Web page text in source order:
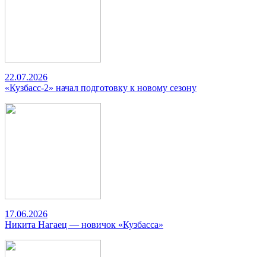
22.07.2026
«Кузбасс-2» начал подготовку к новому сезону
17.06.2026
Никита Нагаец — новичок «Кузбасса»